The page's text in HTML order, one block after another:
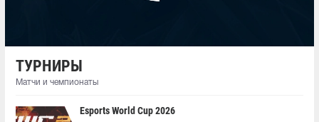
ТУРНИРЫ
Матчи и чемпионаты
Esports World Cup 2026